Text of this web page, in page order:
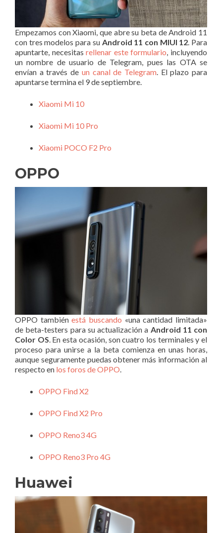
Empezamos con Xiaomi, que abre su beta de Android 11
con tres modelos para su Android 11 con MIUI 12. Para
apuntarte, necesitasrellenar este formulario, incluyendo
un nombre de usuario de Telegram, pues las OTA se
envían a través de un canal de Telegram. El plazo para
apuntarse termina el 9 de septiembre.
Xiaomi Mi 10
Xiaomi Mi 10 Pro
Xiaomi POCO F2 Pro
OPPO
OPPO tambiénestá buscando «una cantidad limitada»
de beta-testers para su actualización a Android 11 con
Color OS. En esta ocasión, son cuatro los terminales y el
proceso para unirse a la beta comienza en unas horas,
aunque seguramente puedas obtener más información al
respecto en los foros de OPPO.
OPPO Find X2
OPPO Find X2 Pro
OPPO Reno3 4G
OPPO Reno3 Pro 4G
Huawei